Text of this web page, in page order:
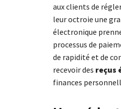
aux clients de
leur octroie une
électronique
processus de
de rapidité et de
recevoir des reçus
finances